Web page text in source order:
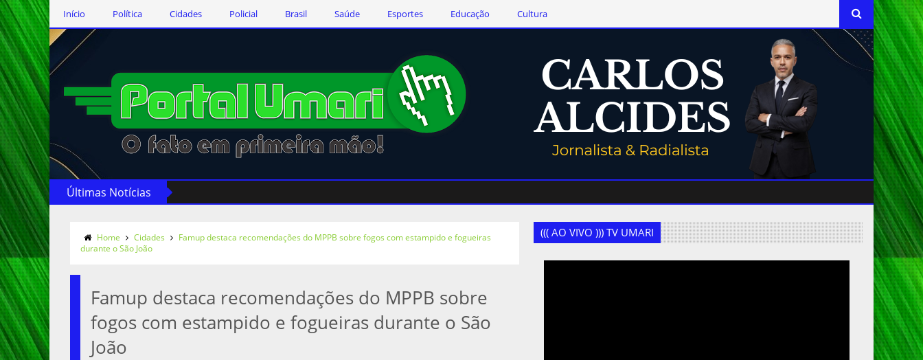
Início Política Cidades Policial Brasil Saúde Esportes Educação Cultura
Últimas Notícias
Home Cidades
Famup destaca recomendações do MPPB sobre fogos com estampido e fogueiras
durante o São João
Famup destaca recomendações do MPPB sobre
fogos com estampido e fogueiras durante o São
João
((( AO VIVO ))) TV UMARI